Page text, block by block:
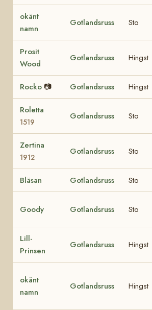
okänt
namn
Gotlandsruss Sto
Prosit
Wood
Gotlandsruss Hingst
Rocko 📷 Gotlandsruss Hingst
Roletta
1519
Gotlandsruss Sto
Zertina
1912
Gotlandsruss Sto
Bläsan Gotlandsruss Sto
Goody Gotlandsruss Sto
Lill-
Prinsen
Gotlandsruss Hingst
okänt
namn
Gotlandsruss Hingst